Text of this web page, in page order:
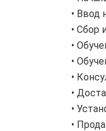
• Ввод
• Сбор
•
•
•
•
•
•